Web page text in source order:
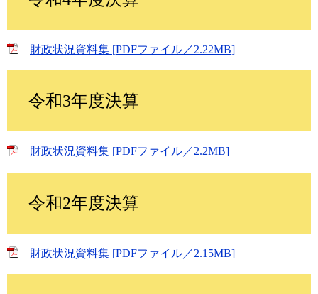
財政状況資料集 [PDFファイル／2.22MB]
令和3年度決算
財政状況資料集 [PDFファイル／2.2MB]
令和2年度決算
財政状況資料集 [PDFファイル／2.15MB]